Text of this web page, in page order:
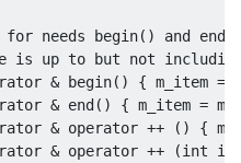
needs begin() and
is up to but not
& begin() { m_item =
& end() { m_item =
& operator ++ () {
& operator ++ (int i